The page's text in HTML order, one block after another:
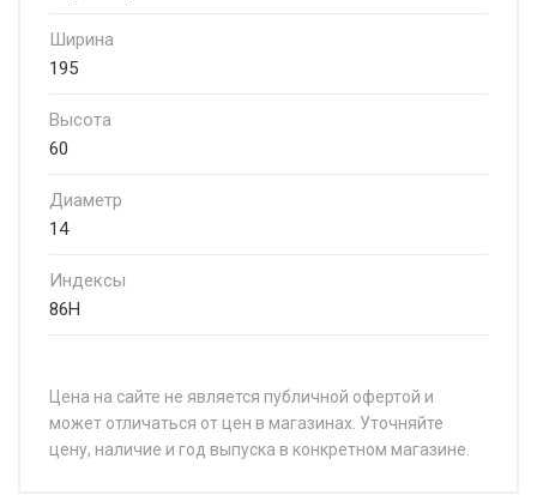
Ширина
195
Высота
60
Диаметр
14
Индексы
86H
Цена на сайте не является публичной офертой и
может отличаться от цен в магазинах. Уточняйте
цену, наличие и год выпуска в конкретном магазине.